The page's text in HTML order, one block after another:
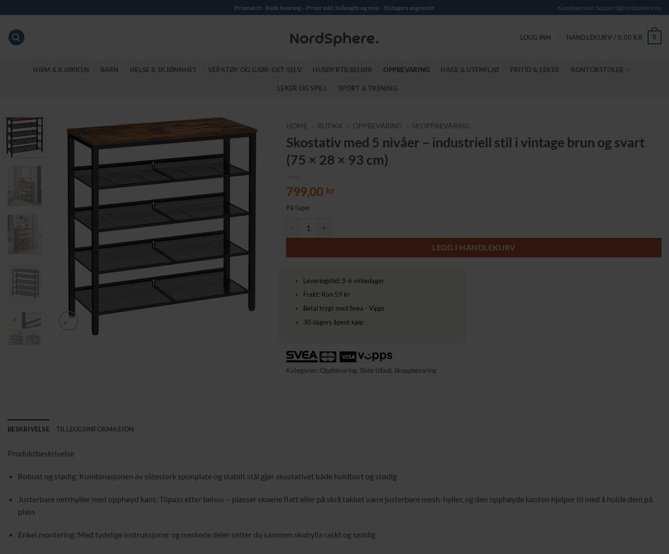
to
content
Prismatch - Rask levering – Priser inkl. tollavgift og mva - 30 dagers angrerett Kundeservice: Support@nordsphere.no
LOGG INN HANDLEKURV /0,00 KR 0
HJEM & KJØKKEN BARN HELSE & SKJØNNHET VERKTØY OG GJØR-DET-SELV HUSDYRTILBEHØR OPPBEVARING HAGE & UTEMILJØ FRITID & LEKER KONTORSTOLER
LEKER OG SPILL SPORT & TRENING
HOME BUTIKK OPPBEVARING SKOPPBEVARING
Skostativ med 5 nivåer – industriell stil i vintage brun og svart
(75 × 28 × 93 cm)
799,00 kr
På lager
LEGG I HANDLEKURV
Leveringstid: 3-6 virkedager
Frakt: Kun 59 kr
Betal trygt med Svea - Vipps
30 dagers åpent kjøp
Kategorier: Oppbevaring, Siste tilbud, Skoppbevaring
BESKRIVELSE TILLEGGSINFORMASJON
Produktbeskrivelse
Robust og stødig: Kombinasjonen av slitesterk sponplate og stabilt stål gjør skostativet både holdbart og stødig
Justerbare netthyller med opphøyd kant: Tilpass etter behov – plasser skoene flatt eller på skrå takket være justerbare mesh-hyller, og den opphøyde kanten hjelper til med å holde dem på
plass
Enkel montering: Med tydelige instruksjoner og merkede deler setter du sammen skohylla raskt og smidig